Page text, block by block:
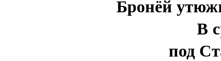
Бронёй
В
под